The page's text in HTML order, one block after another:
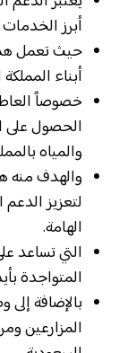
أبرز
حيث تعمل
أبناء
خصوصاً
الحصول على
والمياه
والهدف منه
لتعزيز
الهامة.
التي تساعد
المتواجدة
بالإضافة إلى
المزارعين